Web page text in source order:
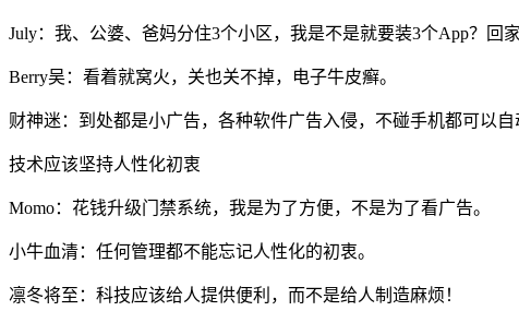
July：我、公婆、爸妈分住3个小区，我是不是就要装3个App？回
Berry吴：看着就窝火，关也关不掉，电子牛皮癣。
财神迷：到处都是小广告，各种软件广告入侵，不碰手机都可以自
技术应该坚持人性化初衷
Momo：花钱升级门禁系统，我是为了方便，不是为了看广告。
小牛血清：任何管理都不能忘记人性化的初衷。
凛冬将至：科技应该给人提供便利，而不是给人制造麻烦！